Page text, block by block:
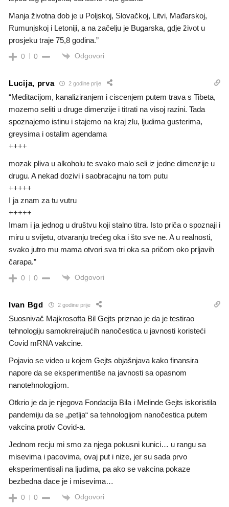
Manja životna dob je u Poljskoj, Slovačkoj, Litvi, Mađarskoj,
Rumunjskoj i Letoniji, a na začelju je Bugarska, gdje život u
prosjeku traje 75,8 godina.”
0 0 Odgovori
Lucija, prva 2 godine prije
“Meditacijom, kanaliziranjem i ciscenjem putem trava s Tibeta,
mozemo seliti u druge dimenzije i titrati na visoj razini. Tada
spoznajemo istinu i stajemo na kraj zlu, ljudima gusterima,
greysima i ostalim agendama
++++
mozak pliva u alkoholu te svako malo seli iz jedne dimenzije u
drugu. A nekad dozivi i saobracajnu na tom putu
+++++
I ja znam za tu vutru
+++++
Imam i ja jednog u društvu koji stalno titra. Isto priča o spoznaji i
miru u svijetu, otvaranju trećeg oka i što sve ne. A u realnosti,
svako jutro mu mama otvori sva tri oka sa pričom oko prljavih
čarapa.”
0 0 Odgovori
Ivan Bgd 2 godine prije
Suosnivač Majkrosofta Bil Gejts priznao je da je testirao
tehnologiju samokreirajućih nanočestica u javnosti koristeći
Covid mRNA vakcine.
Pojavio se video u kojem Gejts objašnjava kako finansira
napore da se eksperimentiše na javnosti sa opasnom
nanotehnologijom.
Otkrio je da je njegova Fondacija Bila i Melinde Gejts iskoristila
pandemiju da se „petlja“ sa tehnologijom nanočestica putem
vakcina protiv Covid-a.
Jednom recju mi smo za njega pokusni kunici… u rangu sa
misevima i pacovima, ovaj put i nize, jer su sada prvo
eksperimentisali na ljudima, pa ako se vakcina pokaze
bezbedna dace je i misevima…
0 0 Odgovori